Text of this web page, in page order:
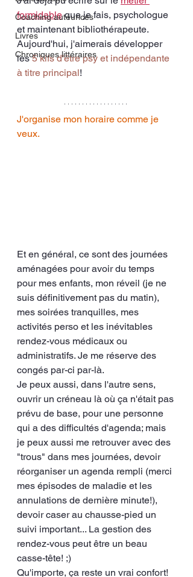
Coaching auteurices
Livres
Chroniques littéraires
formidable que je fais, psychologue
et maintenant bibliothérapeute.
Aujourd'hui, j'aimerais développer
les 5 kifs d'être psy et indépendante
à titre principal!
J'organise mon horaire comme je
veux.
Et en général, ce sont des journées
aménagées pour avoir du temps
pour mes enfants, mon réveil (je ne
suis définitivement pas du matin),
mes soirées tranquilles, mes
activités perso et les inévitables
rendez-vous médicaux ou
administratifs. Je me réserve des
congés par-ci par-là.
Je peux aussi, dans l'autre sens,
ouvrir un créneau là où ça n'était pas
prévu de base, pour une personne
qui a des difficultés d'agenda; mais
je peux aussi me retrouver avec des
"trous" dans mes journées, devoir
réorganiser un agenda rempli (merci
mes épisodes de maladie et les
annulations de dernière minute!),
devoir caser au chausse-pied un
suivi important... La gestion des
rendez-vous peut être un beau
casse-tête! ;)
Qu'importe, ça reste un vrai confort!